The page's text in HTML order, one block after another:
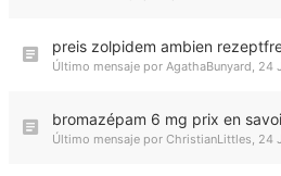
preis zolpidem ambien
Último mensaje por AgathaBunyard, 24
bromazépam 6 mg prix en
Último mensaje por ChristianLittles, 24